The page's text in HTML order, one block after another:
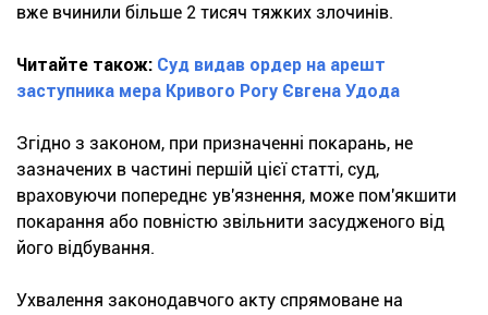
вже вчинили більше 2 тисяч тяжких злочинів.
Читайте також: Суд видав ордер на арешт
заступника мера Кривого Рогу Євгена Удода
Згідно з законом, при призначенні покарань, не
зазначених в частині першій цієї статті, суд,
враховуючи попереднє ув'язнення, може пом'якшити
покарання або повністю звільнити засудженого від
його відбування.
Ухвалення законодавчого акту спрямоване на